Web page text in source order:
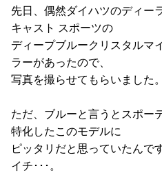
先日、偶然ダイハツのディー
キャスト スポーツの
ディープブルークリスタルマ
ラーがあったので、
写真を撮らせてもらいました。
ただ、ブルーと言うとスポー
特化したこのモデルに
ピッタリだと思っていたんで
イチ･･･。